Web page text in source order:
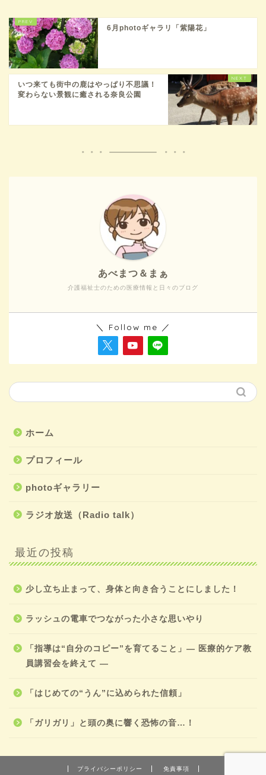
6月photoギャラリ「紫陽花」
いつ来ても街中の鹿はやっぱり不思議！
変わらない景観に癒される奈良公園
介護福祉士のための医療情報と日々のブログ
あべまつ＆まぁ
＼ Follow me ／
ホーム
プロフィール
photoギャラリー
ラジオ放送（Radio talk）
最近の投稿
少し立ち止まって、身体と向き合うことにしました！
ラッシュの電車でつながった小さな思いやり
「指導は“自分のコピー”を育てること」― 医療的ケア教
員講習会を終えて ―
「はじめての“うん”に込められた信頼」
「ガリガリ」と頭の奥に響く恐怖の音…！
プライバシーポリシー 免責事項